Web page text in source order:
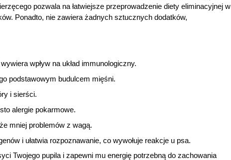
pozwala na łatwiejsze przeprowadzenie diety eliminacyjnej w
Ponadto, nie zawiera żadnych sztucznych dodatków,
wpływ na układ immunologiczny.
podstawowym budulcem mięśni.
i sierści.
alergie pokarmowe.
mniej problemów z wagą.
i ułatwia rozpoznawanie, co wywołuje reakcje u psa.
Twojego pupila i zapewni mu energię potrzebną do zachowania